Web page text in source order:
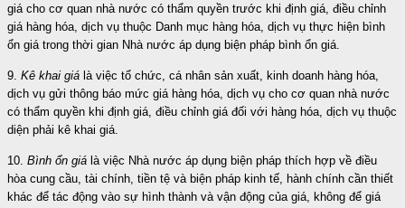
giá cho cơ quan nhà nước có thẩm quyền trước khi định giá, điều chỉnh
giá hàng hóa, dịch vụ thuộc Danh mục hàng hóa, dịch vụ thực hiện bình
ổn giá trong thời gian Nhà nước áp dụng biện pháp bình ổn giá.
9. Kê khai giá là việc tổ chức, cá nhân sản xuất, kinh doanh hàng hóa,
dịch vụ gửi thông báo mức giá hàng hóa, dịch vụ cho cơ quan nhà nước
có thẩm quyền khi định giá, điều chỉnh giá đối với hàng hóa, dịch vụ thuộc
diện phải kê khai giá.
10. Bình ổn giá là việc Nhà nước áp dụng biện pháp thích hợp về điều
hòa cung cầu, tài chính, tiền tệ và biện pháp kinh tế, hành chính cần thiết
khác để tác động vào sự hình thành và vận động của giá, không để giá